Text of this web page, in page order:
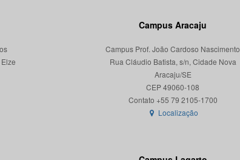
Campus Aracaju
Campus Prof. João Cardoso Nascimento
Rua Cláudio Batista, s/n, Cidade Nova
Aracaju/SE
CEP 49060-108
Localização